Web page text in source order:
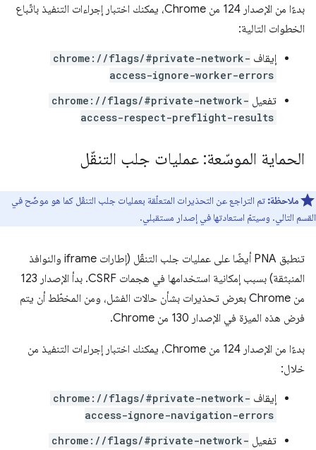
بدءًا من الإصدار 124 من Chrome، يمكنك اختبار إجراءات التنفيذ باتّباع
الخطوات التالية:
إيقاف chrome://flags/#private-network-
access-ignore-worker-errors
تفعيل chrome://flags/#private-network-
access-respect-preflight-results
الحماية الموسّعة: عمليات جلب التنقّل
ملاحظة: تم التراجع عن التحذيرات المتعلّقة بعمليات جلب التنقّل كما هو موضّح في
القسم التالي. وسيتمّ استعادتها في إصدار مستقبلي.
تنطبق PNA أيضًا على عمليات جلب التنقّل (إطارات iframe والنوافذ
المنبثقة) بسبب إمكانية استخدامها في هجمات CSRF. بدأ الإصدار 123
من Chrome بعرض تحذيرات بشأن حالات الفشل، ومن المخطّط أن يتم
فرض هذه الميزة في الإصدار 130 من Chrome.
بدءًا من الإصدار 124 من Chrome، يمكنك اختبار إجراءات التنفيذ من
خلال:
إيقاف chrome://flags/#private-network-
access-ignore-navigation-errors
تفعيل chrome://flags/#private-network-